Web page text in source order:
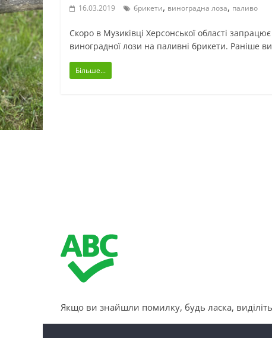
16.03.2019 брикети, виноградна лоза, паливо
Скоро в Музиківці Херсонської області
виноградної лози на паливні брикети. Раніше
Більше...
Якщо ви знайшли помилку, будь ласка, виділіть